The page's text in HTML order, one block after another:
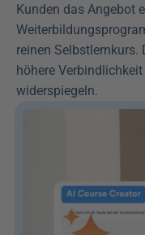
Kunden das Angebot
reinen Selbstlernkurs.
höhere
widerspiegeln.